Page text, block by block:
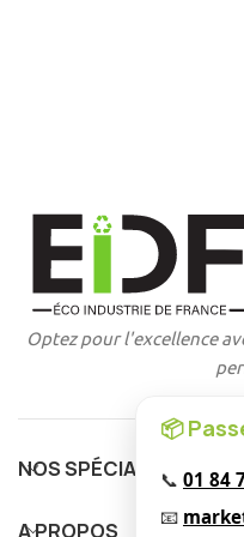
📦
📞 01 84
📧
Optez pour l'excellence
NOS SPÉCIALITÉS
A PROPOS